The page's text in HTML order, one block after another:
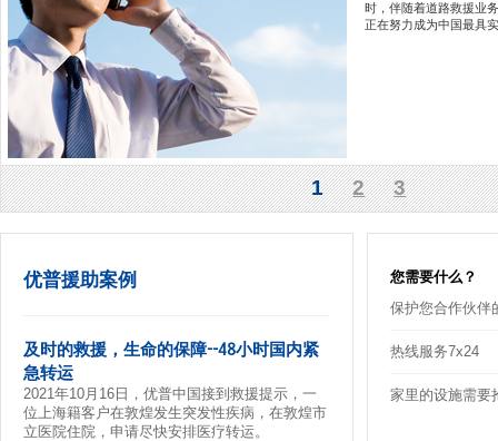
时，伴随着道路救援业
正在努力成为中国最具
1 2 3
优普援助案例
及时的救援，生命的保障--48小时国内紧
急转运
2021年10月16日，优普中国接到救援提示，一
位上海籍客户在敦煌发生突发性疾病，在敦煌市
立医院住院，申请尽快安排医疗转运。
您需要什么？
保护您合作伙伴
热线服务7x24
家里的设施需要